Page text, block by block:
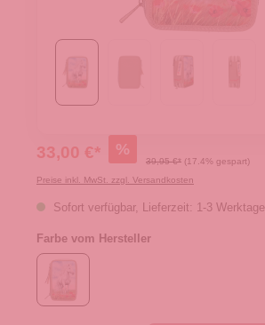
33,00 €* %
39,95 €* (17.4% gespart)
Preise inkl. MwSt. zzgl. Versandkosten
Sofort verfügbar, Lieferzeit: 1-3 Werktage
Farbe vom Hersteller